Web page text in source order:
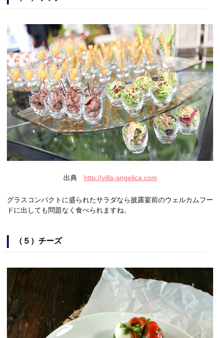
出典 http://villa-angelica.com
グラスコンパクトに盛られたサラダなら披露宴前のウェルカムフー
ドに出しても問題なく食べられますね。
（５）チーズ